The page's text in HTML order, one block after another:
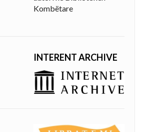
Kombëtare
INTERENT ARCHIVE